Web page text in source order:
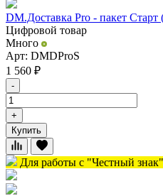
DM.Доставка Pro - пакет Старт
Цифровой товар
Много
Арт: DMDProS
1 560 ₽
-
+
Купить
Для работы с "Честный знак"